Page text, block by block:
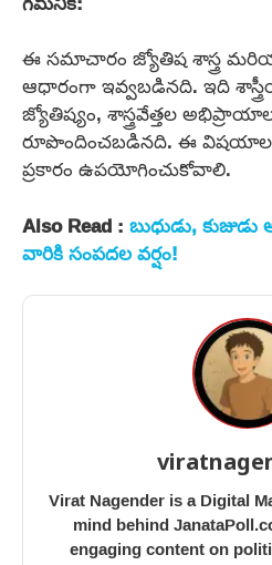
ఈ సమాచారం జ్యోతిష శాస్త్ర
ఆధారంగా ఇవ్వబడినది. ఇది
జ్యోతిష్యం, శాస్త్రవేత్తల
రూపొందించబడినది. ఈ
ప్రకారం ఉపయోగించుకోవాలి.
Also Read :బుధుడు,
వారికి సంపదల వర్షం!
Virat Nagender is a Digital
mind behind
engaging content on